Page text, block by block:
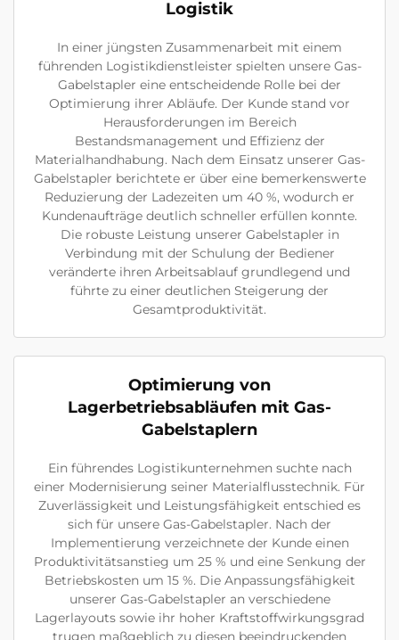
Logistik
In einer jüngsten Zusammenarbeit mit einem
führenden Logistikdienstleister spielten unsere Gas-
Gabelstapler eine entscheidende Rolle bei der
Optimierung ihrer Abläufe. Der Kunde stand vor
Herausforderungen im Bereich
Bestandsmanagement und Effizienz der
Materialhandhabung. Nach dem Einsatz unserer Gas-
Gabelstapler berichtete er über eine bemerkenswerte
Reduzierung der Ladezeiten um 40 %, wodurch er
Kundenaufträge deutlich schneller erfüllen konnte.
Die robuste Leistung unserer Gabelstapler in
Verbindung mit der Schulung der Bediener
veränderte ihren Arbeitsablauf grundlegend und
führte zu einer deutlichen Steigerung der
Gesamtproduktivität.
Optimierung von
Lagerbetriebsabläufen mit Gas-
Gabelstaplern
Ein führendes Logistikunternehmen suchte nach
einer Modernisierung seiner Materialflusstechnik. Für
Zuverlässigkeit und Leistungsfähigkeit entschied es
sich für unsere Gas-Gabelstapler. Nach der
Implementierung verzeichnete der Kunde einen
Produktivitätsanstieg um 25 % und eine Senkung der
Betriebskosten um 15 %. Die Anpassungsfähigkeit
unserer Gas-Gabelstapler an verschiedene
Lagerlayouts sowie ihr hoher Kraftstoffwirkungsgrad
trugen maßgeblich zu diesen beeindruckenden